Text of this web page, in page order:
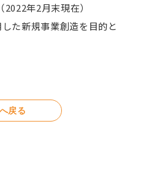
年2月末現在）
た新規事業創造を目的と
戻る